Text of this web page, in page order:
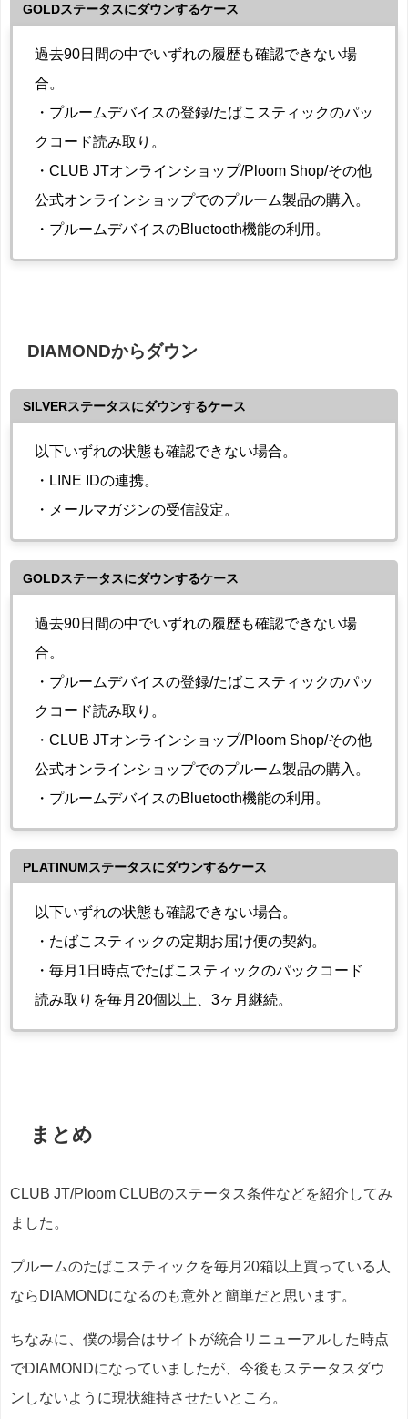
GOLDステータスにダウンするケース
過去90日間の中でいずれの履歴も確認できない場
合。
・プルームデバイスの登録/たばこスティックのパッ
クコード読み取り。
・CLUB JTオンラインショップ/Ploom Shop/その他
公式オンラインショップでのプルーム製品の購入。
・プルームデバイスのBluetooth機能の利用。
DIAMONDからダウン
SILVERステータスにダウンするケース
以下いずれの状態も確認できない場合。
・LINE IDの連携。
・メールマガジンの受信設定。
GOLDステータスにダウンするケース
過去90日間の中でいずれの履歴も確認できない場
合。
・プルームデバイスの登録/たばこスティックのパッ
クコード読み取り。
・CLUB JTオンラインショップ/Ploom Shop/その他
公式オンラインショップでのプルーム製品の購入。
・プルームデバイスのBluetooth機能の利用。
PLATINUMステータスにダウンするケース
以下いずれの状態も確認できない場合。
・たばこスティックの定期お届け便の契約。
・毎月1日時点でたばこスティックのパックコード
読み取りを毎月20個以上、3ヶ月継続。
まとめ
CLUB JT/Ploom CLUBのステータス条件などを紹介してみ
ました。
プルームのたばこスティックを毎月20箱以上買っている人
ならDIAMONDになるのも意外と簡単だと思います。
ちなみに、僕の場合はサイトが統合リニューアルした時点
でDIAMONDになっていましたが、今後もステータスダウ
ンしないように現状維持させたいところ。